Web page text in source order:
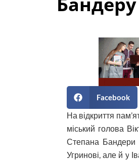
Facebook
На відкриття
міський голова
Степана Бандери
Угринові, але й у